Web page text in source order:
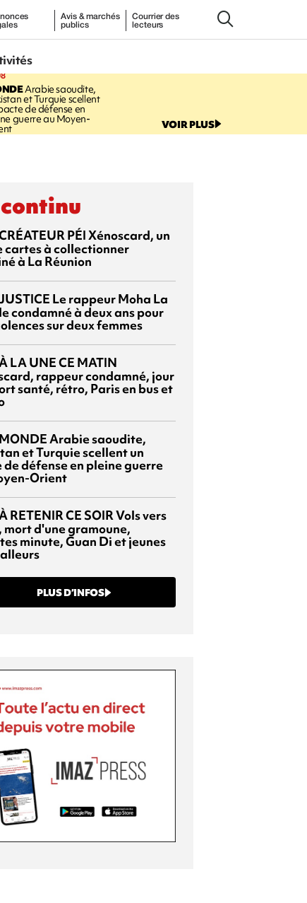
Avis & marchés
publics
Courrier des
lecteurs
Arabie saoudite,
et Turquie scellent
de défense en
guerre au Moyen- VOIR PLUS
PÉIXénoscard, un
cartes à collectionner
à La Réunion
Le rappeur Moha La
condamné à deux ans pour
sur deux femmes
LA UNE CE MATIN
rappeur condamné, jour
santé, rétro, Paris en bus et
MONDEArabie saoudite,
et Turquie scellent un
de défense en pleine guerre
Orient
RETENIR CE SOIRVols vers
mort d'une gramoune,
minute, Guan Di et jeunes
PLUS D’INFOS